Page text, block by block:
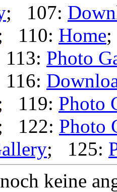
; 107:
110: Home
Photo
119: Photo
122: Photo
; 125:
keine